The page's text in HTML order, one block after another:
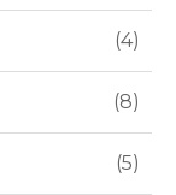
4
8
5